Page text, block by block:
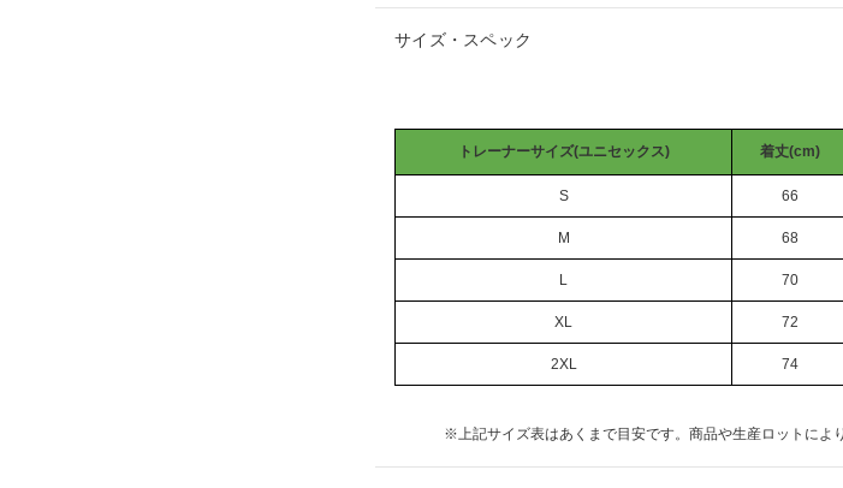
サイズ・スペック
トレーナーサイズ(ユニセックス) 着丈(cm)
S 66
M 68
L 70
XL 72
2XL 74
※上記サイズ表はあくまで目安です。商品や生産ロットによ